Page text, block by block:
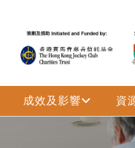
成效及影響 資